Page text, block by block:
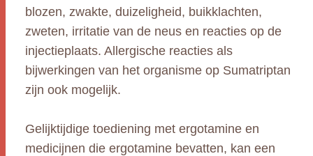
blozen, zwakte, duizeligheid, buikklachten,
zweten, irritatie van de neus en reacties op de
injectieplaats. Allergische reacties als
bijwerkingen van het organisme op Sumatriptan
zijn ook mogelijk.
Gelijktijdige toediening met ergotamine en
medicijnen die ergotamine bevatten, kan een